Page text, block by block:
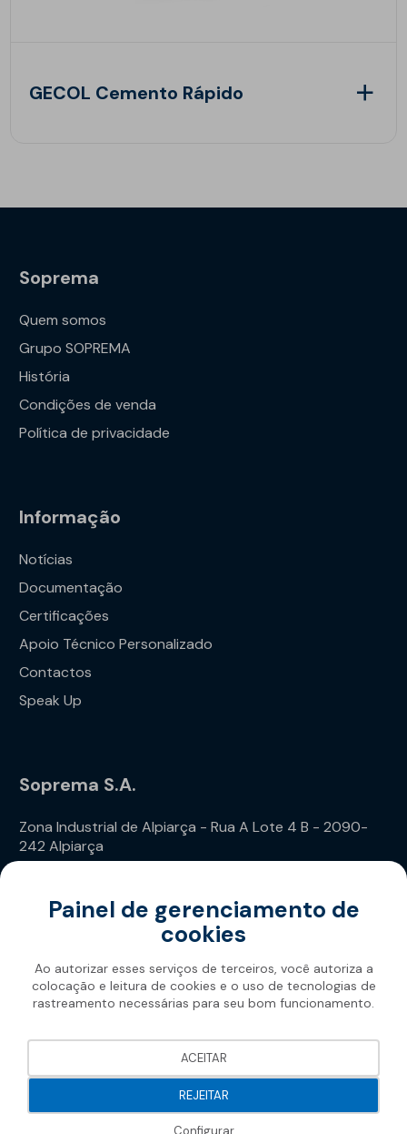
GECOL Cemento Rápido
Soprema
Quem somos
Grupo SOPREMA
História
Condições de venda
Política de privacidade
Informação
Notícias
Documentação
Certificações
Apoio Técnico Personalizado
Contactos
Speak Up
Soprema S.A.
Zona Industrial de Alpiarça - Rua A Lote 4 B - 2090-
242 Alpiarça
Soprema 2026
Painel de gerenciamento de
cookies
Ao autorizar esses serviços de terceiros, você autoriza a
colocação e leitura de cookies e o uso de tecnologias de
rastreamento necessárias para seu bom funcionamento.
REJEITAR
Configurar
ACEITAR